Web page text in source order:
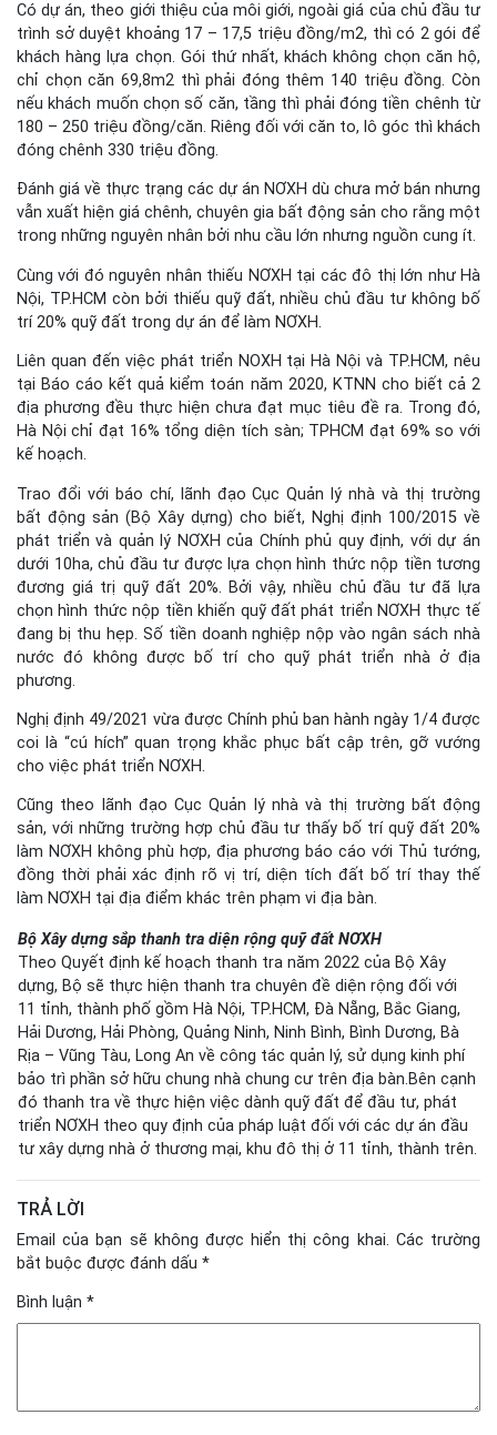
Có dự án, theo giới thiệu của môi giới, ngoài giá của chủ đầu tư
trình sở duyệt khoảng 17 – 17,5 triệu đồng/m2, thì có 2 gói để
khách hàng lựa chọn. Gói thứ nhất, khách không chọn căn hộ,
chỉ chọn căn 69,8m2 thì phải đóng thêm 140 triệu đồng. Còn
nếu khách muốn chọn số căn, tầng thì phải đóng tiền chênh từ
180 – 250 triệu đồng/căn. Riêng đối với căn to, lô góc thì khách
đóng chênh 330 triệu đồng.
Đánh giá về thực trạng các dự án NƠXH dù chưa mở bán nhưng
vẫn xuất hiện giá chênh, chuyên gia bất động sản cho rằng một
trong những nguyên nhân bởi nhu cầu lớn nhưng nguồn cung ít.
Cùng với đó nguyên nhân thiếu NƠXH tại các đô thị lớn như Hà
Nội, TP.HCM còn bởi thiếu quỹ đất, nhiều chủ đầu tư không bố
trí 20% quỹ đất trong dự án để làm NƠXH.
Liên quan đến việc phát triển NOXH tại Hà Nội và TP.HCM, nêu
tại Báo cáo kết quả kiểm toán năm 2020, KTNN cho biết cả 2
địa phương đều thực hiện chưa đạt mục tiêu đề ra. Trong đó,
Hà Nội chỉ đạt 16% tổng diện tích sàn; TPHCM đạt 69% so với
kế hoạch.
Trao đổi với báo chí, lãnh đạo Cục Quản lý nhà và thị trường
bất động sản (Bộ Xây dựng) cho biết, Nghị định 100/2015 về
phát triển và quản lý NƠXH của Chính phủ quy định, với dự án
dưới 10ha, chủ đầu tư được lựa chọn hình thức nộp tiền tương
đương giá trị quỹ đất 20%. Bởi vậy, nhiều chủ đầu tư đã lựa
chọn hình thức nộp tiền khiến quỹ đất phát triển NƠXH thực tế
đang bị thu hẹp. Số tiền doanh nghiệp nộp vào ngân sách nhà
nước đó không được bố trí cho quỹ phát triển nhà ở địa
phương.
Nghị định 49/2021 vừa được Chính phủ ban hành ngày 1/4 được
coi là “cú hích” quan trọng khắc phục bất cập trên, gỡ vướng
cho việc phát triển NƠXH.
Cũng theo lãnh đạo Cục Quản lý nhà và thị trường bất động
sản, với những trường hợp chủ đầu tư thấy bố trí quỹ đất 20%
làm NƠXH không phù hợp, địa phương báo cáo với Thủ tướng,
đồng thời phải xác định rõ vị trí, diện tích đất bố trí thay thế
làm NƠXH tại địa điểm khác trên phạm vi địa bàn.
Bộ Xây dựng sắp thanh tra diện rộng quỹ đất NƠXH
Theo Quyết định kế hoạch thanh tra năm 2022 của Bộ Xây
dựng, Bộ sẽ thực hiện thanh tra chuyên đề diện rộng đối với
11 tỉnh, thành phố gồm Hà Nội, TP.HCM, Đà Nẵng, Bắc Giang,
Hải Dương, Hải Phòng, Quảng Ninh, Ninh Bình, Bình Dương, Bà
Rịa – Vũng Tàu, Long An về công tác quản lý, sử dụng kinh phí
bảo trì phần sở hữu chung nhà chung cư trên địa bàn.Bên cạnh
đó thanh tra về thực hiện việc dành quỹ đất để đầu tư, phát
triển NƠXH theo quy định của pháp luật đối với các dự án đầu
tư xây dựng nhà ở thương mại, khu đô thị ở 11 tỉnh, thành trên.
TRẢ LỜI
Email của bạn sẽ không được hiển thị công khai. Các trường
bắt buộc được đánh dấu *
Bình luận *